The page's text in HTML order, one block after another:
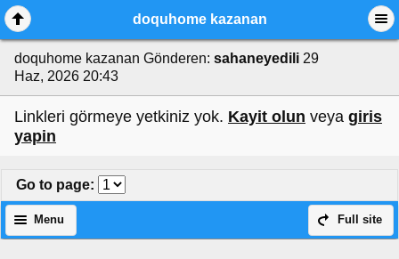
doquhome kazanan
doquhome kazanan Gönderen: sahaneyedili 29
Haz, 2026 20:43
Linkleri görmeye yetkiniz yok. Kayit olun veya giris
yapin
Go to page:
Full site
Menu